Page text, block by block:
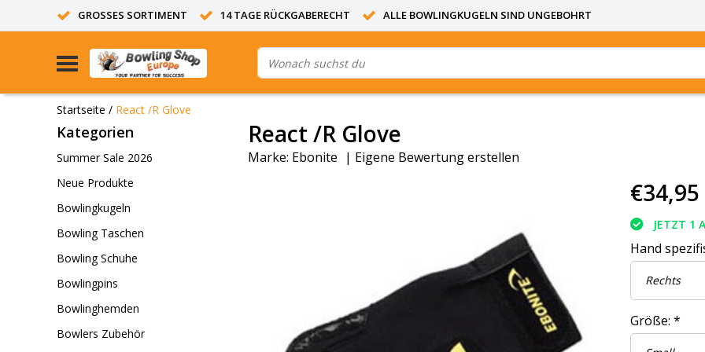
GROSSES SORTIMENT 14 TAGE RÜCKGABERECHT ALLE BOWLINGKUGELN SIND UNGEBOHRT
Startseite / React /R Glove
Kategorien
Summer Sale 2026
Neue Produkte
Bowlingkugeln
Bowling Taschen
Bowling Schuhe
Bowlingpins
Bowlinghemden
Bowlers Zubehör
React /R Glove
Marke: Ebonite | Eigene Bewertung erstellen
€34,95
JETZT 1
Hand
Größe: *